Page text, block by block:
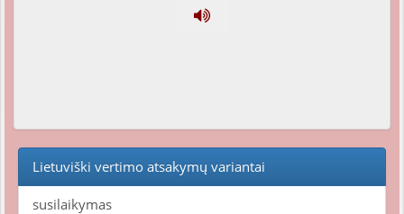
Lietuviški vertimo atsakymų variantai
susilaikymas